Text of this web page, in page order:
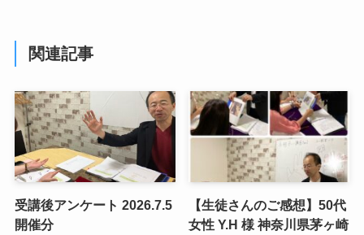
関連記事
受講後アンケート 2026.7.5
開催分
【生徒さんのご感想】50代
女性 Y.H 様 神奈川県茅ヶ崎